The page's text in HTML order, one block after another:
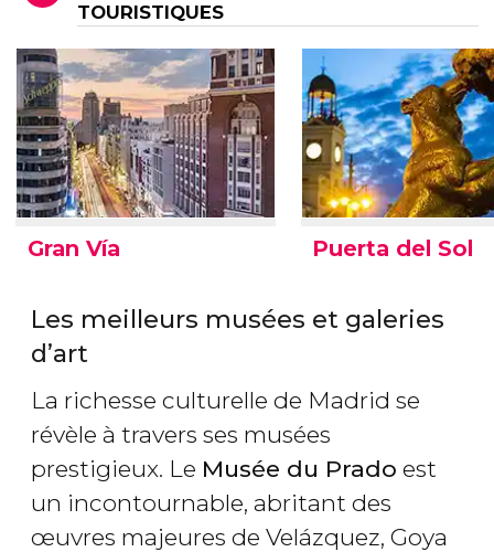
TOURISTIQUES
Gran Vía Puerta del Sol
Les meilleurs musées et galeries
d’art
La richesse culturelle de Madrid se
révèle à travers ses musées
prestigieux. Le Musée du Prado est
un incontournable, abritant des
œuvres majeures de Velázquez, Goya